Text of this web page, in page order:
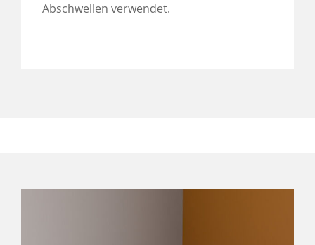
Abschwellen verwendet.